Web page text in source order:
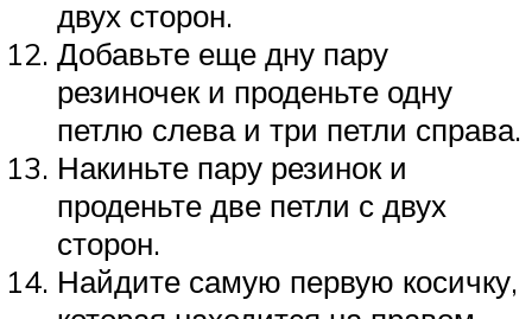
двух сторон.
Добавьте еще дну пару
резиночек и проденьте одну
петлю слева и три петли справа.
Накиньте пару резинок и
проденьте две петли с двух
сторон.
Найдите самую первую косичку,